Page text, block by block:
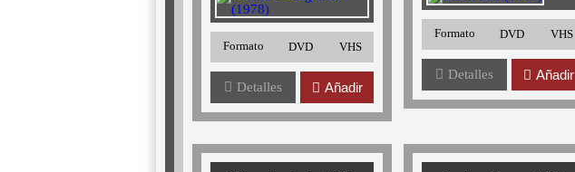
Formato DVD VHS
Detalles Añadir
Formato DVD VHS
Detalles Añadir